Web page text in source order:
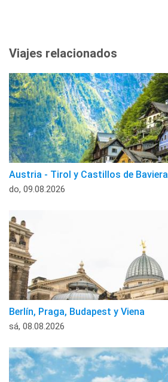
Viajes relacionados
Austria - Tirol y Castillos de Baviera
do, 09.08.2026
Berlín, Praga, Budapest y Viena
sá, 08.08.2026